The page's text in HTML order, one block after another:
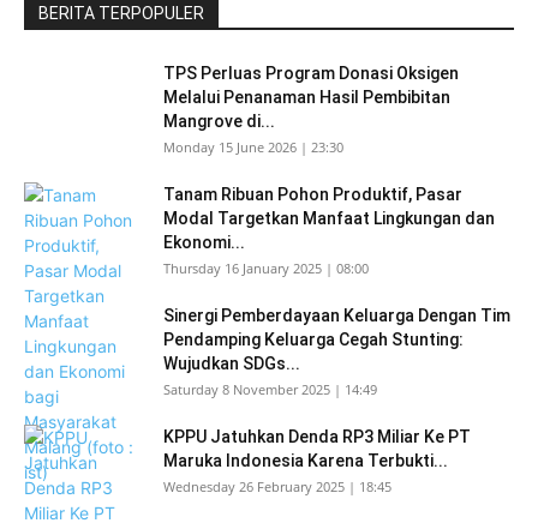
BERITA TERPOPULER
TPS Perluas Program Donasi Oksigen
Melalui Penanaman Hasil Pembibitan
Mangrove di...
Monday 15 June 2026 | 23:30
Tanam Ribuan Pohon Produktif, Pasar
Modal Targetkan Manfaat Lingkungan dan
Ekonomi...
Thursday 16 January 2025 | 08:00
Sinergi Pemberdayaan Keluarga Dengan Tim
Pendamping Keluarga Cegah Stunting:
Wujudkan SDGs...
Saturday 8 November 2025 | 14:49
KPPU Jatuhkan Denda RP3 Miliar Ke PT
Maruka Indonesia Karena Terbukti...
Wednesday 26 February 2025 | 18:45